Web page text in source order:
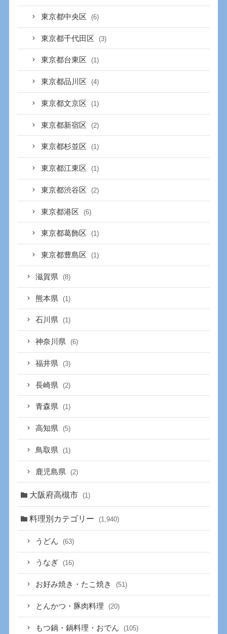
東京都中央区 (6)
東京都千代田区 (3)
東京都台東区 (1)
東京都品川区 (4)
東京都文京区 (1)
東京都新宿区 (2)
東京都杉並区 (1)
東京都江東区 (1)
東京都渋谷区 (2)
東京都港区 (6)
東京都葛飾区 (1)
東京都豊島区 (1)
滋賀県 (8)
熊本県 (1)
石川県 (1)
神奈川県 (6)
福井県 (3)
長崎県 (2)
青森県 (1)
高知県 (5)
鳥取県 (1)
鹿児島県 (2)
大阪府高槻市 (1)
料理別カテゴリー (1,940)
うどん (63)
うなぎ (16)
お好み焼き・たこ焼き (51)
とんかつ・豚肉料理 (20)
もつ鍋・鍋料理・おでん (105)